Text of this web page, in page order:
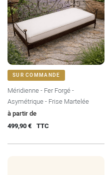
SUR COMMANDE
Méridienne - Fer Forgé -
Asymétrique - Frise Martelée
à partir de
Prix
499,90 € TTC